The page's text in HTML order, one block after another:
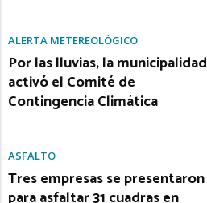
ALERTA METEREOLÓGICO
Por las lluvias, la municipalidad
activó el Comité de
Contingencia Climática
ASFALTO
Tres empresas se presentaron
para asfaltar 31 cuadras en